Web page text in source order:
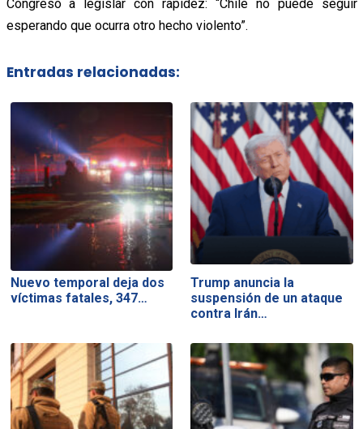
Congreso a legislar con rapidez: “Chile no puede seguir
esperando que ocurra otro hecho violento”.
Entradas relacionadas:
Nuevo temporal deja dos
víctimas fatales, 347…
Trump anuncia la
suspensión de un ataque
contra Irán…